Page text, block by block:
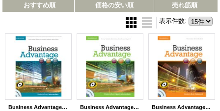
おすすめ順 価格の安い順 売れ筋順
表示件数:
Business Advantage Intermediate Student Book with DVD
Business Advantage Upper-Intermediate Student Book with DVD
Business Advantage Advanced Student Book with DVD